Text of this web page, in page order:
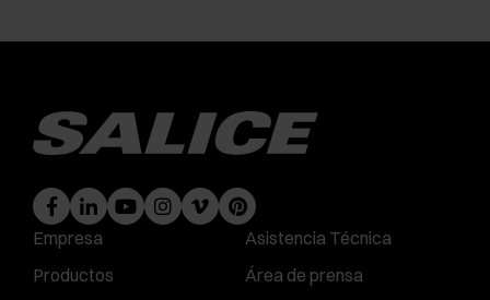
Empresa
Productos
Asistencia Técnica
Área de prensa